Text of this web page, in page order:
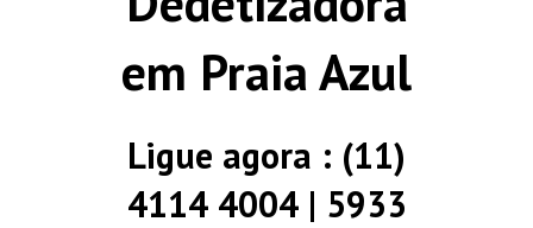
em Praia Azul
Ligue agora : (11)
4114 4004 | 5933